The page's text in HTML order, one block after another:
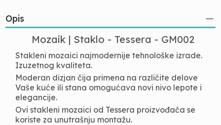
Opis
Mozaik | Staklo - Tessera - GM002
Stakleni mozaici najmodernije tehnološke izrade.
Izuzetnog kvaliteta.
Moderan dizjan čija primena na različite delove
Vaše kuće ili stana omogućava novi nivo lepote i
elegancije.
Ovi stakleni mozaici od Tessera proizvođača se
koriste za unutrašnju montažu.